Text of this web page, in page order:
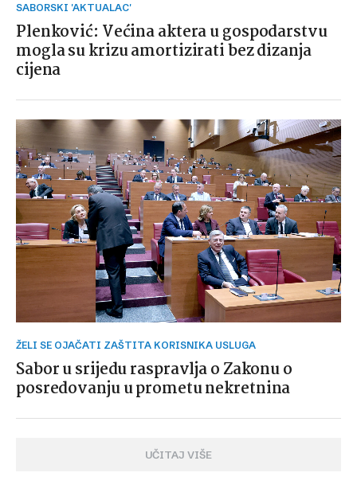
SABORSKI 'AKTUALAC'
Plenković: Većina aktera u gospodarstvu
mogla su krizu amortizirati bez dizanja
cijena
ŽELI SE OJAČATI ZAŠTITA KORISNIKA USLUGA
Sabor u srijedu raspravlja o Zakonu o
posredovanju u prometu nekretnina
UČITAJ VIŠE